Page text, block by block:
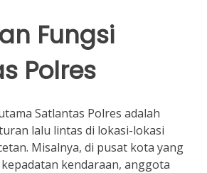
Fungsi
Polres
Satlantas Polres adalah
lalu lintas di lokasi-lokasi
Misalnya, di pusat kota yang
kendaraan, anggota